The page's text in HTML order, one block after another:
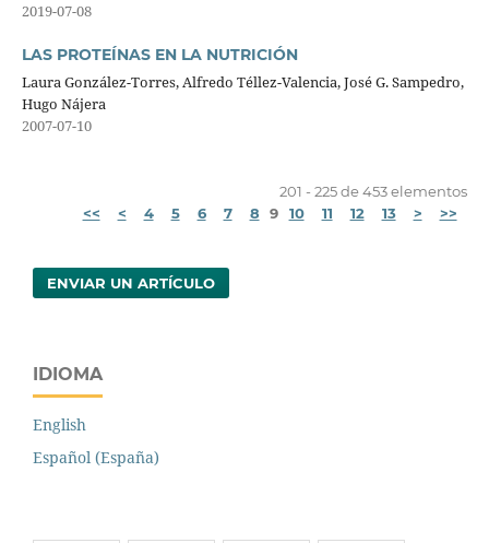
2019-07-08
LAS PROTEÍNAS EN LA NUTRICIÓN
Laura González-Torres, Alfredo Téllez-Valencia, José G. Sampedro,
Hugo Nájera
2007-07-10
201 - 225 de 453 elementos
<<
< 4 5 6 7 8 9 10 11 12 13 > >>
ENVIAR UN ARTÍCULO
IDIOMA
English
Español (España)